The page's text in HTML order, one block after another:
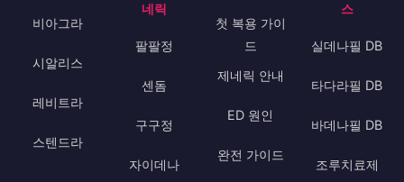
비아그라
시알리스
레비트라
스텐드라
네릭
팔팔정
센돔
구구정
자이데나
첫 복용 가이
드
제네릭 안내
ED 원인
완전 가이드
스
실데나필 DB
타다라필 DB
바데나필 DB
조루치료제